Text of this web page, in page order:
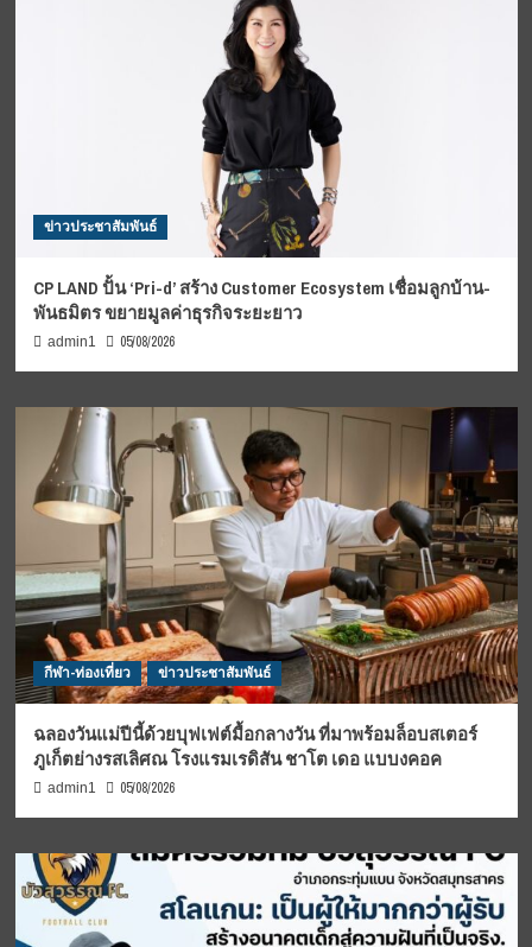
ข่าวประชาสัมพันธ์
CP LAND ปั้น ‘Pri-d’ สร้าง Customer Ecosystem เชื่อมลูกบ้าน-
พันธมิตร ขยายมูลค่าธุรกิจระยะยาว
admin1 05/08/2026
กีฬา-ท่องเที่ยว ข่าวประชาสัมพันธ์
ฉลองวันแม่ปีนี้ด้วยบุฟเฟต์มื้อกลางวัน ที่มาพร้อมล็อบสเตอร์
ภูเก็ตย่างรสเลิศณ โรงแรมเรดิสัน ชาโต เดอ แบบงคอค
admin1 05/08/2026